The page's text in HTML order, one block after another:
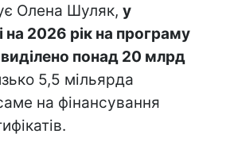
Олена Шуляк, у
2026 рік на програму
понад 20 млрд
5,5 мільярда
на фінансування